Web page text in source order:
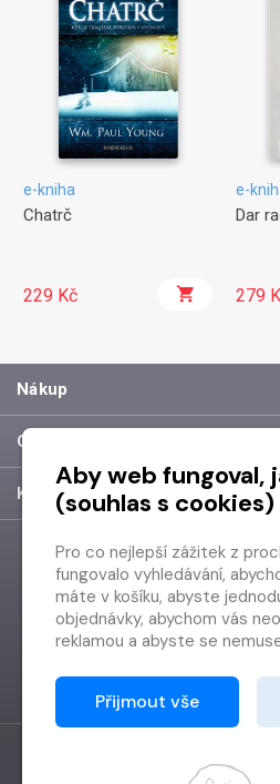
e-kniha
Chatrč
229 Kč
e-
Dar
279
Nákup
O společnosti
Kontakt
Aby web fungoval,
(souhlas s cookies)
Pro co nejlepší zážitek z
fungovalo vyhledávání,
máte v košíku, abyste
objednávky, abychom vás
reklamou a abyste se
Proto od vás potřebujeme
zpracováním souborů cookies
Děkujeme, že nám ho dáte
Přijmout vše